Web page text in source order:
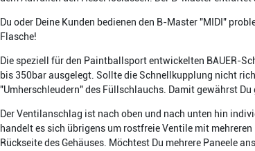
Du oder Deine Kunden bedienen den B-Master "MIDI"
Flasche!
Die speziell für den Paintballsport entwickelten BAUER-
bis 350bar ausgelegt. Sollte die Schnellkupplung nicht
"Umherschleudern" des Füllschlauchs. Damit gewährst
Der Ventilanschlag ist nach oben und nach unten hin
handelt es sich übrigens um rostfreie Ventile mit
Rückseite des Gehäuses. Möchtest Du mehrere Paneele